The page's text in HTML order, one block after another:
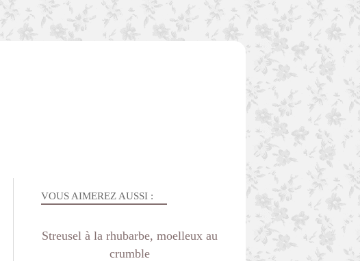
VOUS AIMEREZ AUSSI :
Streusel à la rhubarbe, moelleux au
crumble